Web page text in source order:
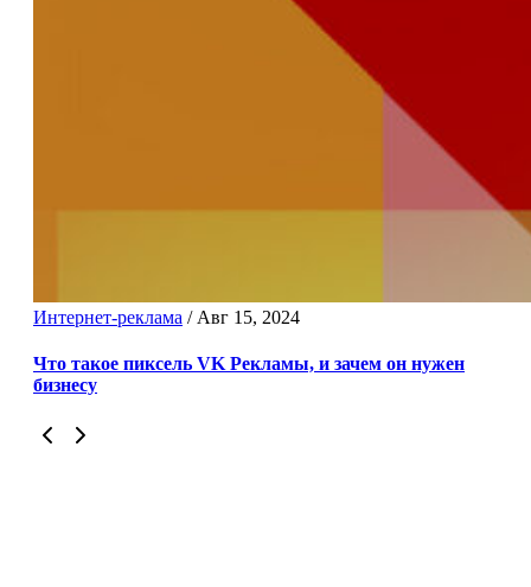
Интернет-реклама / Авг 15, 2024
Что такое пиксель VK Рекламы, и зачем он нужен
бизнесу